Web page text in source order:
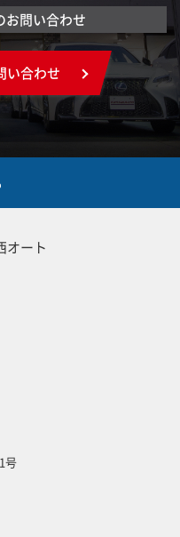
お問い合わせ
い合わせ
オート
号